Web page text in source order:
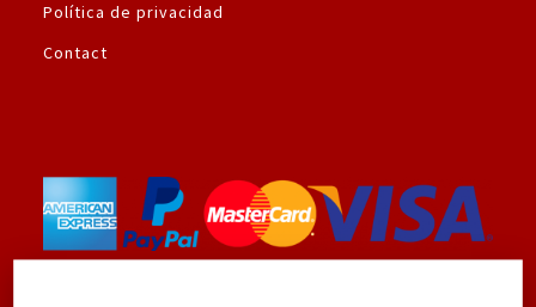
Política de privacidad
Contact